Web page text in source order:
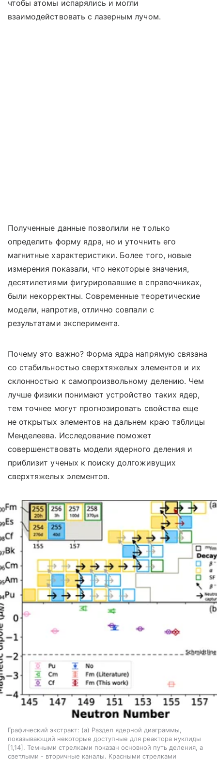
чтобы атомы испарялись и могли
взаимодействовать с лазерным лучом.
Полученные данные позволили не только
определить форму ядра, но и уточнить его
магнитные характеристики. Более того, новые
измерения показали, что некоторые значения,
десятилетиями фигурировавшие в справочниках,
были некорректны. Современные теоретические
модели, напротив, отлично совпали с
результатами эксперимента.
Почему это важно? Форма ядра напрямую связана
со стабильностью сверхтяжелых элементов и их
склонностью к самопроизвольному делению. Чем
лучше физики понимают устройство таких ядер,
тем точнее могут прогнозировать свойства еще
не открытых элементов на дальнем краю таблицы
Менделеева. Исследование поможет
совершенствовать модели ядерного деления и
приблизит ученых к поиску долгоживущих
сверхтяжелых элементов.
Графический экстракт: (а) Раздел ядерной диаграммы,
показывающий некоторые доступные для реактора нуклиды
[1,14]. Темными стрелками показан основной путь деления, а
светлыми - вторичные каналы. Красными стрелками